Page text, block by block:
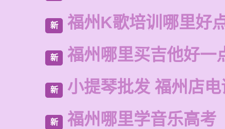
新 福州K歌培训哪里好
新 福州哪里买吉他好一
新 小提琴批发 福州店
新 福州哪里学音乐高考